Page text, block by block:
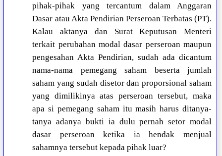
pihak-pihak yang tercantum dalam Anggaran
Dasar atau Akta Pendirian Perseroan Terbatas (PT).
Kalau aktanya dan Surat Keputusan Menteri
terkait perubahan modal dasar perseroan maupun
pengesahan Akta Pendirian, sudah ada dicantum
nama-nama pemegang saham beserta jumlah
saham yang sudah disetor dan proporsional saham
yang dimilikinya atas perseroan tersebut, maka
apa si pemegang saham itu masih harus ditanya-
tanya adanya bukti ia dulu pernah setor modal
dasar perseroan ketika ia hendak menjual
sahamnya tersebut kepada pihak luar?